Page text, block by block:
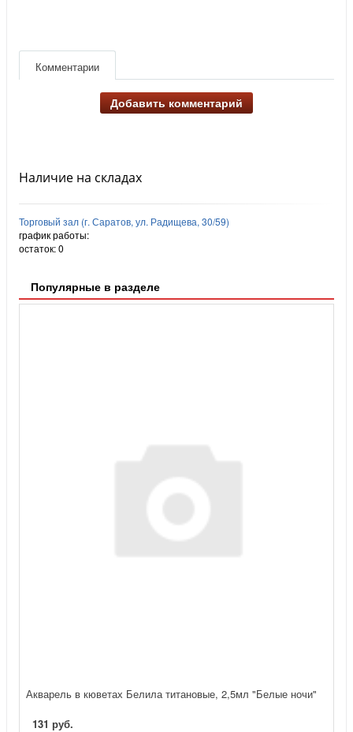
Комментарии
Добавить комментарий
Наличие на складах
Торговый зал (г. Саратов, ул. Радищева, 30/59)
график работы:
остаток:0
Популярные в разделе
Акварель в кюветах Белила титановые, 2,5мл "Белые ночи"
131 руб.